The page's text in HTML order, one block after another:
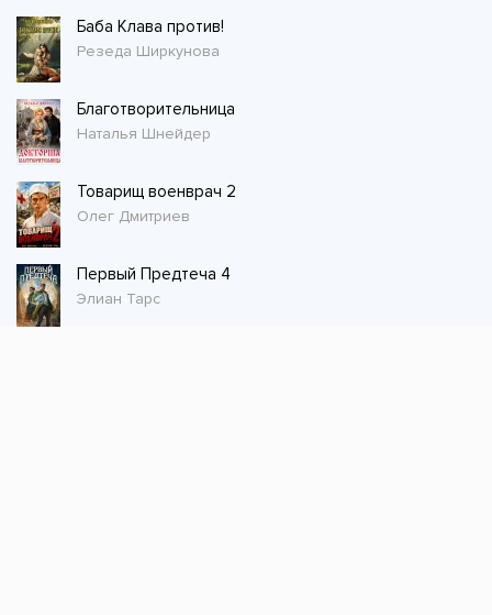
Баба Клава против!
Резеда Ширкунова
Благотворительница
Наталья Шнейдер
Товарищ военврач 2
Олег Дмитриев
Первый Предтеча 4
Элиан Тарс